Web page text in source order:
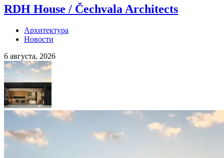
RDH House / Čechvala Architects
Архитектура
Новости
6 августа, 2026